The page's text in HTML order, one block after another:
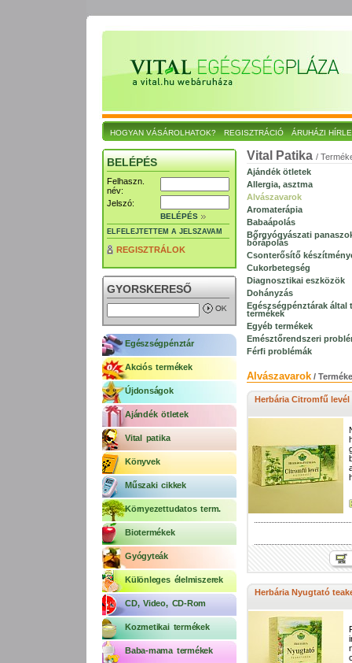
HOGYAN VÁSÁROLHATOK? REGISZTRÁCIÓ ÁRUHÁZI
BELÉPÉS
Felhaszn.
név:
Jelszó:
BELÉPÉS
ELFELEJTETTEM A JELSZAVAM
REGISZTRÁLOK
GYORSKERESŐ
Egészségpénztár
Akciós termékek
Újdonságok
Ajándék ötletek
Vital patika
Könyvek
Műszaki cikkek
Környezettudatos term.
Biotermékek
Gyógyteák
Különleges élelmiszerek
CD, Video, CD-Rom
Kozmetikai termékek
Baba-mama termékek
Vital Patika /
Ajándék ötletek
Allergia, asztma
Alvászavarok
Aromaterápia
Babaápolás
Bőrgyógyászati
bőrápolás
Csonterősítő
Cukorbetegség
Diagnosztikai eszközök
Dohányzás
Egészségpénztárak által
termékek
Egyéb termékek
Emésztőrendszeri
Férfi problémák
Alvászavarok /
Herbária Citromfű levél
Herbária Nyugtató